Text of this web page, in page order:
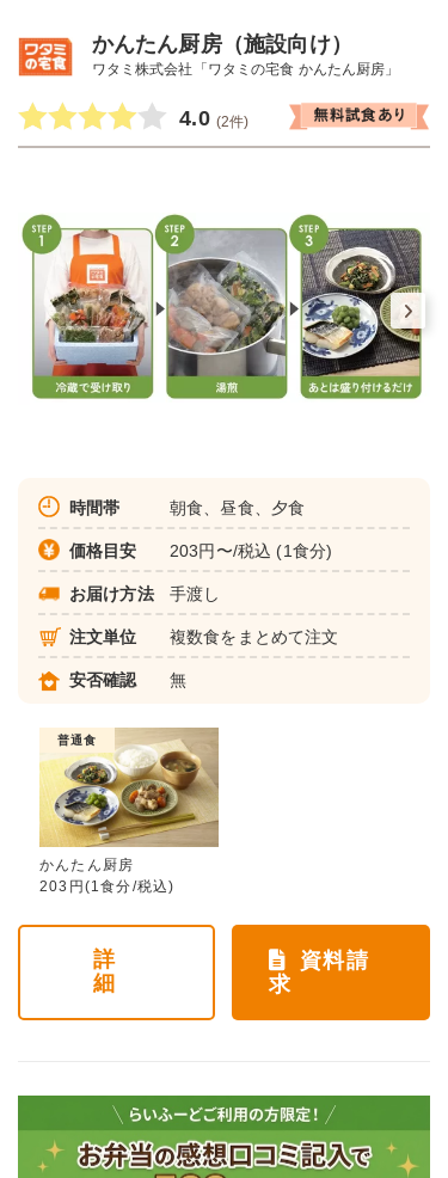
かんたん厨房（施設向け）
ワタミ株式会社「ワタミの宅食 かんたん厨房」
4.0 (2件)
時間帯 朝食、昼食、夕食
価格目安 203円〜/税込 (1食分)
お届け方法 手渡し
注文単位 複数食をまとめて注文
安否確認 無
普通食
かんたん厨房
203円(1食分/税込)
詳
細
資料請
求